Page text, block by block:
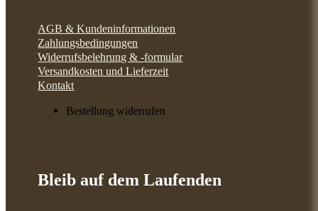
AGB & Kundeninformationen
Zahlungsbedingungen
Widerrufsbelehrung & -formular
Versandkosten und Lieferzeit
Kontakt
Bestellung widerrufen
Bleib auf dem Laufenden